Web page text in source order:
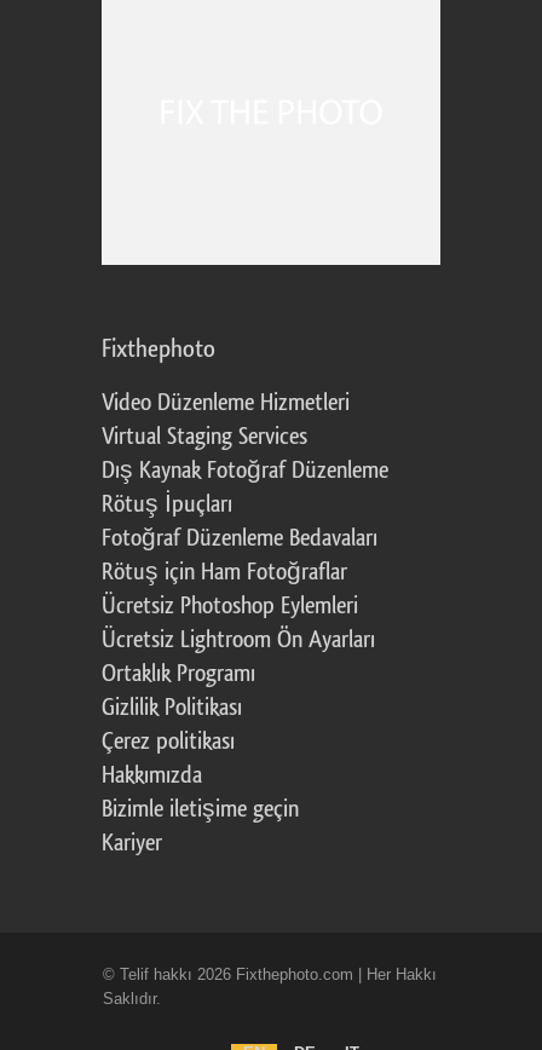
Fixthephoto
Video Düzenleme Hizmetleri
Virtual Staging Services
Dış Kaynak Fotoğraf Düzenleme
Rötuş İpuçları
Fotoğraf Düzenleme Bedavaları
Rötuş için Ham Fotoğraflar
Ücretsiz Photoshop Eylemleri
Ücretsiz Lightroom Ön Ayarları
Ortaklık Programı
Gizlilik Politikası
Çerez politikası
Hakkımızda
Bizimle iletişime geçin
Kariyer
© Telif hakkı 2026 Fixthephoto.com | Her Hakkı
Saklıdır.